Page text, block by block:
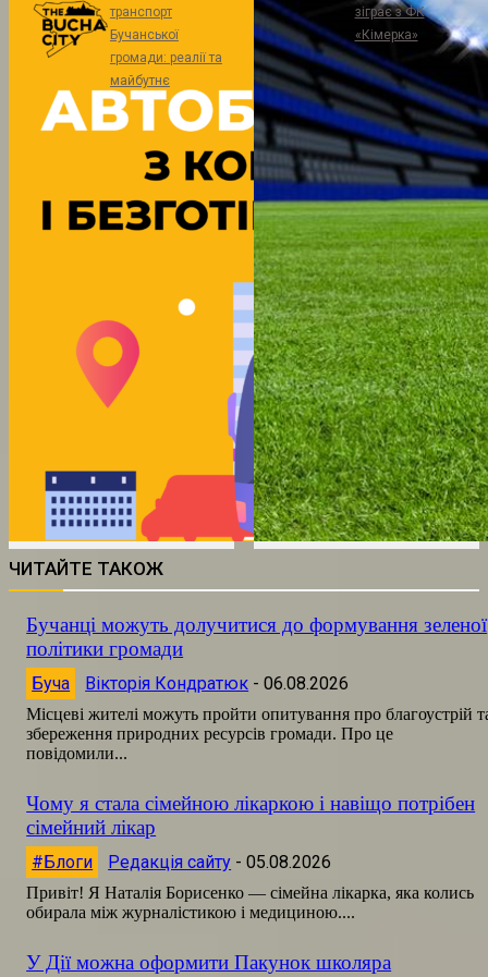
транспорт
Бучанської
громади: реалії та
майбутнє
зіграє з ФК
«Кімерка»
ЧИТАЙТЕ ТАКОЖ
Бучанці можуть долучитися до формування зеленої
політики громади
Буча Вікторія Кондратюк - 06.08.2026
Місцеві жителі можуть пройти опитування про благоустрій
збереження природних ресурсів громади. Про це
повідомили...
Чому я стала сімейною лікаркою і навіщо потрібен
сімейний лікар
#Блоги Редакція сайту - 05.08.2026
Привіт! Я Наталія Борисенко — сімейна лікарка, яка колись
обирала між журналістикою і медициною....
У Дії можна оформити Пакунок школяра